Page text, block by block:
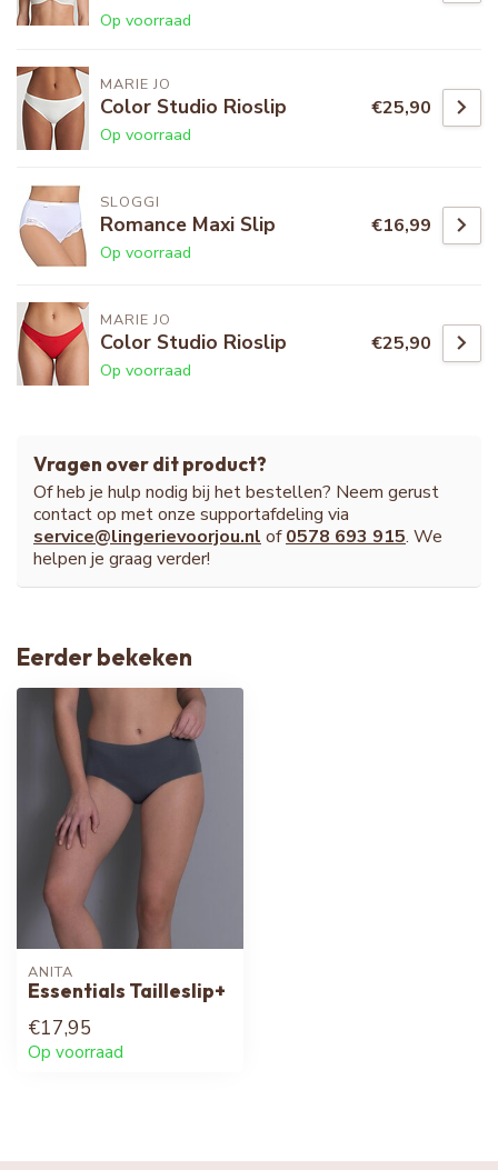
Op voorraad
MARIE JO
Color Studio Rioslip
Op voorraad
€25,90
SLOGGI
Romance Maxi Slip
Op voorraad
€16,99
MARIE JO
Color Studio Rioslip
Op voorraad
€25,90
Vragen over dit product?
Of heb je hulp nodig bij het bestellen? Neem gerust
contact op met onze supportafdeling via
service@lingerievoorjou.nl of0578 693 915. We
helpen je graag verder!
Eerder bekeken
ANITA
Essentials Tailleslip+
€17,95
Op voorraad